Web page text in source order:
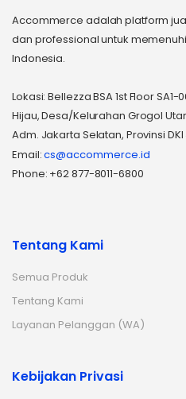
Accommerce adalah platform
dan professional untuk
Indonesia.
Lokasi: Bellezza BSA 1st Floor
Hijau, Desa/Kelurahan Grogol
Adm. Jakarta Selatan, Provinsi DKI
Email:cs@accommerce.id
Phone: +62 877-8011-6800
Tentang Kami
Semua Produk
Tentang Kami
Layanan Pelanggan (WA)
Kebijakan Privasi